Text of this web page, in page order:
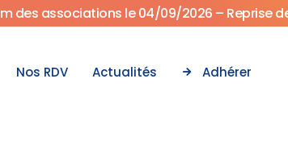
des associations le 04/09/2026 – Reprise
Nos RDV Actualités Adhérer